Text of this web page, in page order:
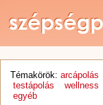
Témakörök: arcápolás
testápolás
wellness
egyéb